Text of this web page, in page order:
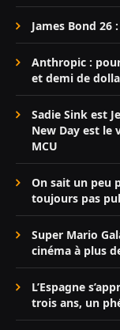
James Bond 26
Anthropic :
et demi de
Sadie Sink est
New Day est le
MCU
On sait un peu
toujours pas
Super Mario
cinéma à plus
L’Espagne
trois ans, un